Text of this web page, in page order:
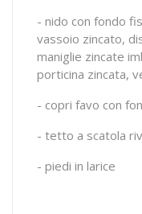
- nido con fondo
vassoio zincato,
maniglie zincate
porticina zincata,
- copri favo con
- tetto a scatola
- piedi in larice